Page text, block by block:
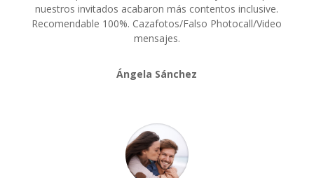
nuestros invitados acabaron más contentos inclusive.
Recomendable 100%. Cazafotos/Falso Photocall/Video
mensajes.
Ángela Sánchez